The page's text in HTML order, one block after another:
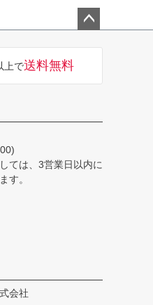
へ
上で送料無料
ては、3営業日以内に
す。
会社